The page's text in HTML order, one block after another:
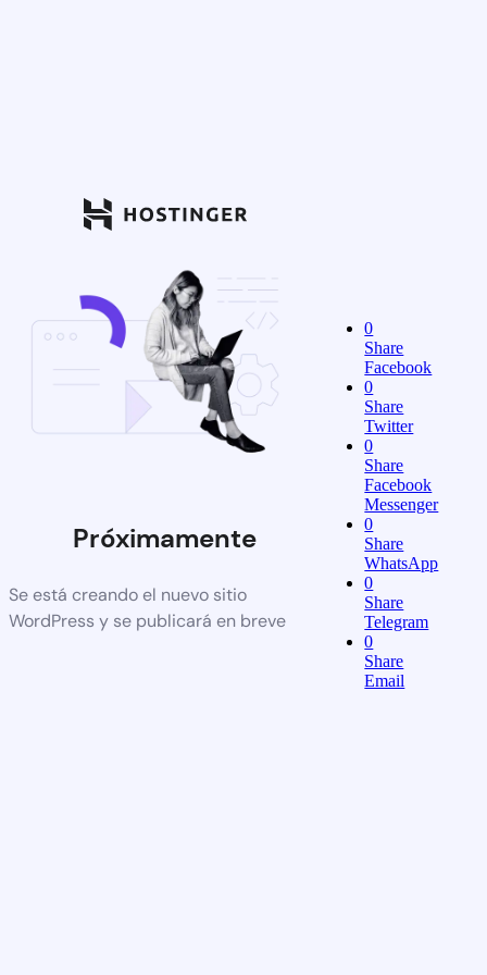
Próximamente
Se está creando el nuevo sitio
WordPress y se publicará en breve
0
Share
Facebook
0
Share
Twitter
0
Share
Facebook
Messenger
0
Share
WhatsApp
0
Share
Telegram
0
Share
Email